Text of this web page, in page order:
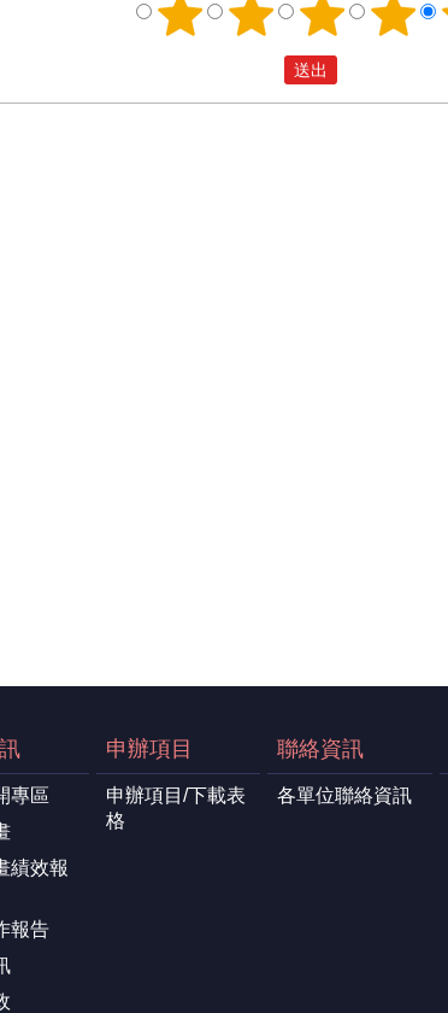
專區
績效報
報告
申辦項目
申辦項目/下載表
格
聯絡資訊
各單位聯絡資訊